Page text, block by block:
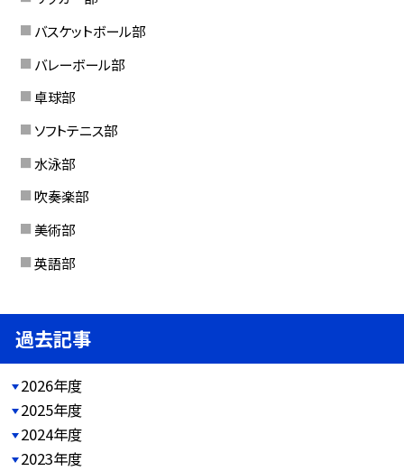
バスケットボール部
バレーボール部
卓球部
ソフトテニス部
水泳部
吹奏楽部
美術部
英語部
過去記事
2026年度
2025年度
2024年度
2023年度